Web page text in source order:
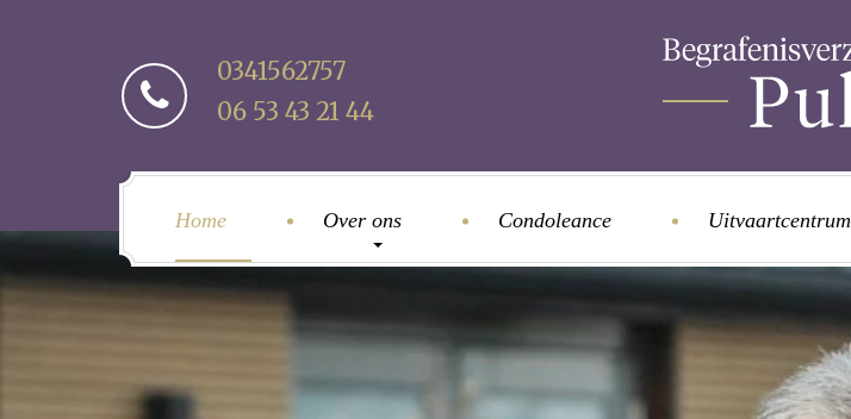
0341562757
06 53 43 21 44
Home Over ons Condoleance Uitvaartcentrum